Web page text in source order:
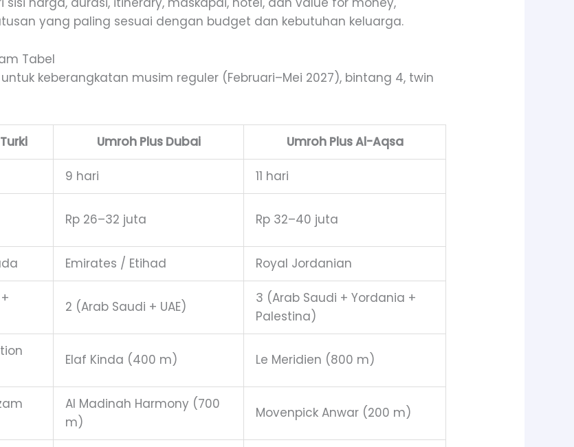
yang paling sesuai dengan budget dan kebutuhan keluarga.
Tabel
keberangkatan musim reguler (Februari–Mei 2027), bintang 4, twin
Umroh Plus Dubai Umroh Plus Al-Aqsa
9 hari 11 hari
Rp 26–32 juta Rp 32–40 juta
Emirates / Etihad Royal Jordanian
2 (Arab Saudi + UAE)
3 (Arab Saudi + Yordania +
Palestina)
Elaf Kinda (400 m) Le Meridien (800 m)
Al Madinah Harmony (700
m)
Movenpick Anwar (200 m)